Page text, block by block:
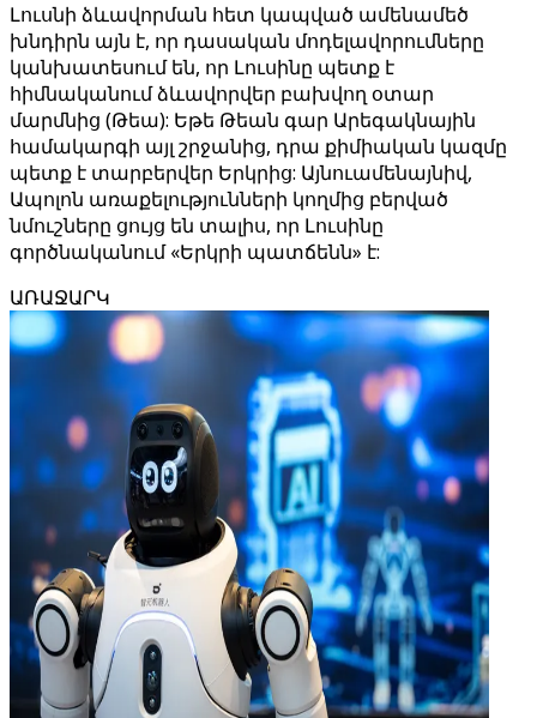
Լուսնի ձևավորման հետ կապված ամենամեծ
խնդիրն այն է, որ դասական մոդելավորումները
կանխատեսում են, որ Լուսինը պետք է
հիմնականում ձևավորվեր բախվող օտար
մարմնից (Թեա): Եթե Թեան գար Արեգակնային
համակարգի այլ շրջանից, դրա քիմիական կազմը
պետք է տարբերվեր Երկրից: Այնուամենայնիվ,
Ապոլոն առաքելությունների կողմից բերված
նմուշները ցույց են տալիս, որ Լուսինը
գործնականում «Երկրի պատճենն» է:
ԱՌԱՋԱՐԿ